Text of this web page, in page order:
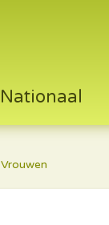
Nationaal